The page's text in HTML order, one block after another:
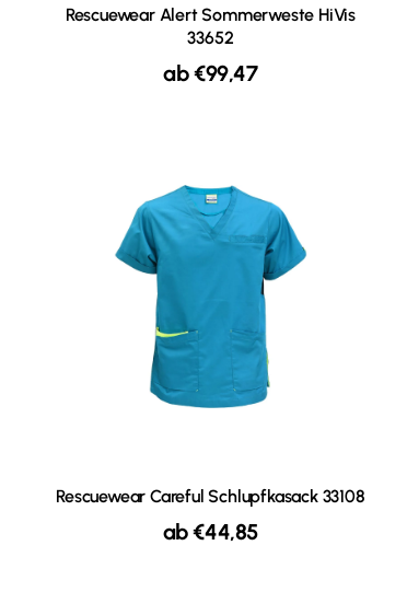
Rescuewear Alert Sommerweste HiVis
33652
ab€99,47
Rescuewear Careful Schlupfkasack 33108
ab€44,85